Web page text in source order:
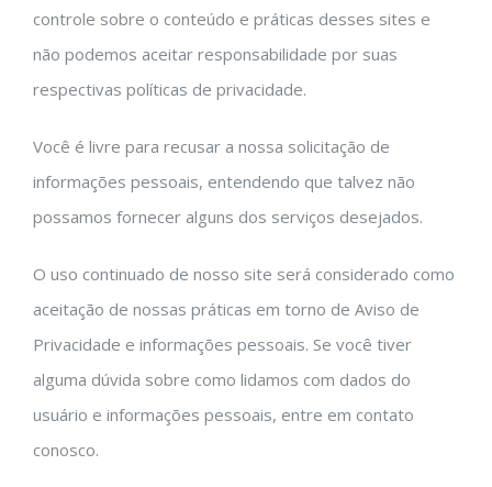
controle sobre o conteúdo e práticas desses sites e
não podemos aceitar responsabilidade por suas
respectivas políticas de privacidade.
Você é livre para recusar a nossa solicitação de
informações pessoais, entendendo que talvez não
possamos fornecer alguns dos serviços desejados.
O uso continuado de nosso site será considerado como
aceitação de nossas práticas em torno de Aviso de
Privacidade e informações pessoais. Se você tiver
alguma dúvida sobre como lidamos com dados do
usuário e informações pessoais, entre em contato
conosco.